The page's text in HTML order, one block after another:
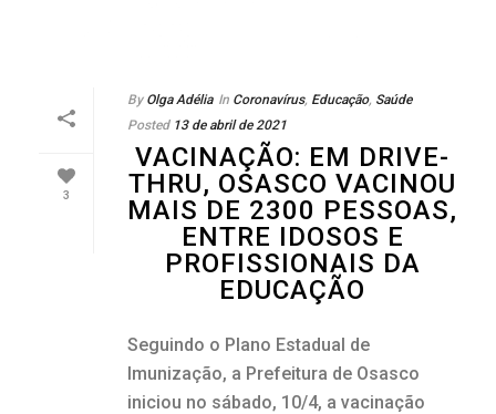
3
By Olga Adélia In Coronavírus, Educação, Saúde
Posted 13 de abril de 2021
VACINAÇÃO: EM DRIVE-
THRU, OSASCO VACINOU
MAIS DE 2300 PESSOAS,
ENTRE IDOSOS E
PROFISSIONAIS DA
EDUCAÇÃO
Seguindo o Plano Estadual de
Imunização, a Prefeitura de Osasco
iniciou no sábado, 10/4, a vacinação